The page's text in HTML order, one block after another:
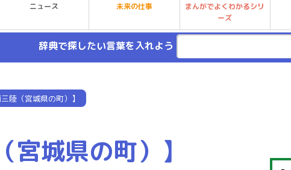
ニュース 未来の仕事
まんがでよくわかるシリ
ーズ
辞典で探したい言葉を入れよう
陸（宮城県の町）】
城県の町）】